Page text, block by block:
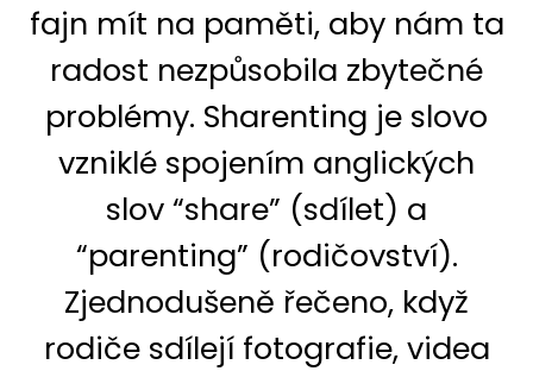
fajn mít na paměti, aby nám ta
radost nezpůsobila zbytečné
problémy. Sharenting je slovo
vzniklé spojením anglických
slov “share” (sdílet) a
“parenting” (rodičovství).
Zjednodušeně řečeno, když
rodiče sdílejí fotografie, videa